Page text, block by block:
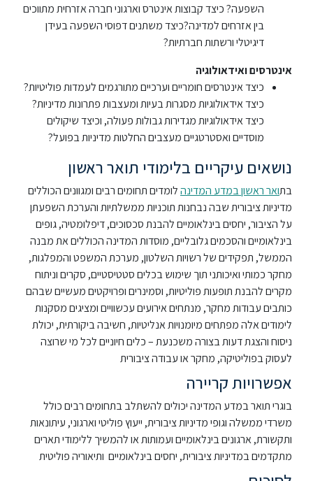
והטבות
השפעה? כיצד קבוצות אינטרס וארגוני חברה אזרחית מתווכים
בין אזרחים למדינה?כיצד משתנים דפוסי השפעה בעידן
דיגיטלי ורשתות חברתיות?
אינטרסים ואידאולוגיה
כיצד אינטרסים חומריים וערכיים מתורגמים לעמדות פוליטיות?
כיצד אידאולוגיות מסגרות בעיות ומעצבות פתרונות מדיניות?
כיצד אידאולוגיות מגדירות גבולות פעולה, וכיצד שיקולים
מוסדיים ואסטרטגיים מעצבים החלטות מדיניות בפועל?
נושאים עיקריים בלימודי תואר ראשון
בתואר ראשון במדע המדינהלומדים תחומים רבים ומגוונים הכוללים
מדיניות ציבורית שבה נבחנות תוכניות ממשלתיות והערכת השפעתן
על הציבור, יחסים בינלאומיים להבנת סכסוכים, דיפלומטיה, גופים
בינלאומיים והסכמים גלובליים, מוסדות המדינה הכוללים את מבנה
הממשל, תפקידים של רשויות השלטון, מערכת המשפט והמפלגות,
מחקר כמותי ואיכותני תוך שימוש בכלים סטטיסטיים, סקרים וניתוח
מקרים להבנת תופעות פוליטיות, וסמינרים ופרויקטים מעשיים שבהם
כותבים עבודות מחקר, מנתחים אירועים עכשוויים ומציגים מסקנות
לימודים אלה מפתחים מיומנויות אנליטיות, חשיבה ביקורתית, יכולת
ניסוח והצגת דעות בצורה משכנעת – כלים חיוניים לכל מי שרוצה
לעסוק בפוליטיקה, מחקר או עבודה ציבורית
אפשרויות קריירה
בוגרי תואר במדע המדינה יכולים להשתלב בתחומים רבים כולל
משרדי ממשלה וגופי מדיניות ציבורית, ייעוץ פוליטי וארגוני, עיתונאות
ותקשורת, ארגונים בינלאומיים ועמותות או להמשיך ללימודי תארים
מתקדמים במדיניות ציבורית, יחסים בינלאומיים ותיאוריה פוליטית